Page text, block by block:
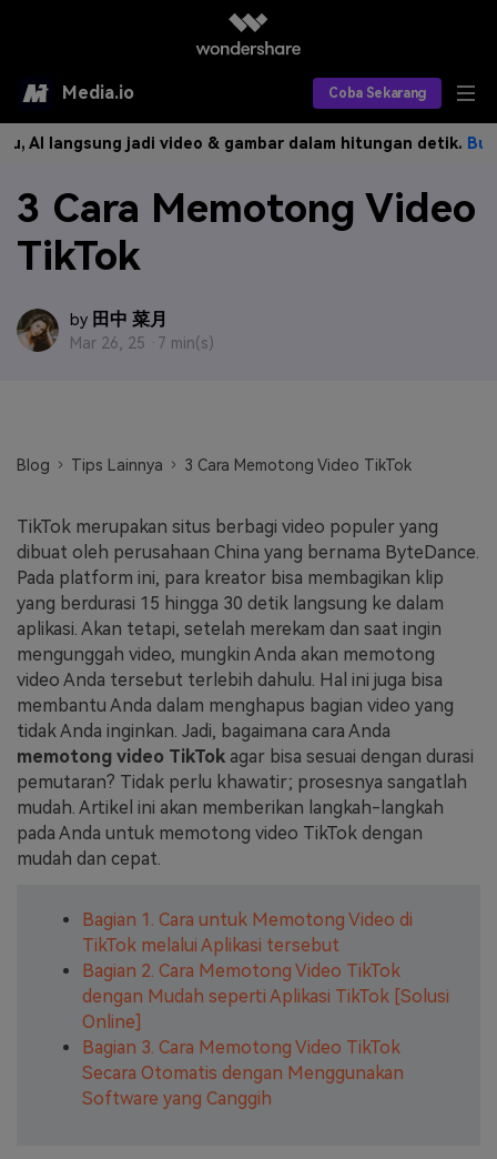
Media.io Coba Sekarang
Alat AI
AI Video
AI Gambar
Produk AI
Asisten Video AI
Editor Video AI
Editor Gambar AI
Efek AI
Efek Video
Sumber Daya
FAQs Hubungi Kami
Tips & Tutorial AI
Postingan Terbaru
Jelajahi Lebih Banyak >>
Harga
Masuk
Berkreasi dengan AI
jadi video & gambar dalam hitungan detik.Buat
3 Cara Memotong Video
TikTok
by 田中 菜月
Mar 26, 25 · 7 min(s)
Blog Tips Lainnya 3 Cara Memotong Video TikTok
TikTok merupakan situs berbagi video populer yang
dibuat oleh perusahaan China yang bernama ByteDance.
Pada platform ini, para kreator bisa membagikan klip
yang berdurasi 15 hingga 30 detik langsung ke dalam
aplikasi. Akan tetapi, setelah merekam dan saat ingin
mengunggah video, mungkin Anda akan memotong
video Anda tersebut terlebih dahulu. Hal ini juga bisa
membantu Anda dalam menghapus bagian video yang
tidak Anda inginkan. Jadi, bagaimana cara Anda
memotong video TikTok agar bisa sesuai dengan durasi
pemutaran? Tidak perlu khawatir; prosesnya sangatlah
mudah. Artikel ini akan memberikan langkah-langkah
pada Anda untuk memotong video TikTok dengan
mudah dan cepat.
Bagian 1. Cara untuk Memotong Video di
TikTok melalui Aplikasi tersebut
Bagian 2. Cara Memotong Video TikTok
dengan Mudah seperti Aplikasi TikTok [Solusi
Online]
Bagian 3. Cara Memotong Video TikTok
Secara Otomatis dengan Menggunakan
Software yang Canggih